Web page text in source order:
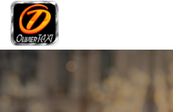
Panneau de gestion des cookies